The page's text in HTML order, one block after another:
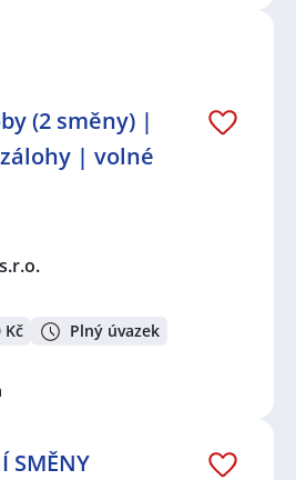
(2 směny) |
zálohy | volné
Kč Plný úvazek
SMĚNY